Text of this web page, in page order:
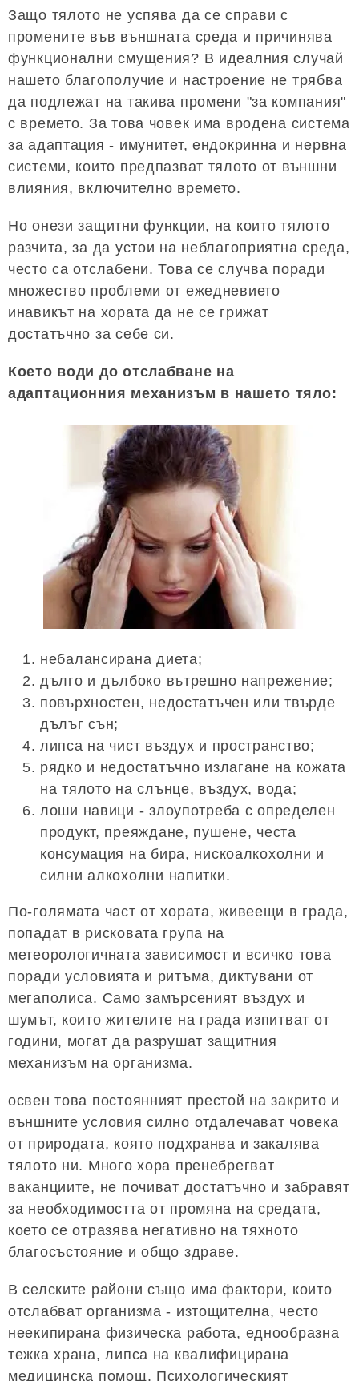
Защо тялото не успява да се справи с
промените във външната среда и причинява
функционални смущения? В идеалния случай
нашето благополучие и настроение не трябва
да подлежат на такива промени "за компания"
с времето. За това човек има вродена система
за адаптация - имунитет, ендокринна и нервна
системи, които предпазват тялото от външни
влияния, включително времето.
Но онези защитни функции, на които тялото
разчита, за да устои на неблагоприятна среда,
често са отслабени. Това се случва поради
множество проблеми от ежедневието
инавикът на хората да не се грижат
достатъчно за себе си.
Което води до отслабване на
адаптационния механизъм в нашето тяло:
небалансирана диета;
дълго и дълбоко вътрешно напрежение;
повърхностен, недостатъчен или твърде
дълъг сън;
липса на чист въздух и пространство;
рядко и недостатъчно излагане на кожата
на тялото на слънце, въздух, вода;
лоши навици - злоупотреба с определен
продукт, преяждане, пушене, честа
консумация на бира, нискоалкохолни и
силни алкохолни напитки.
По-голямата част от хората, живеещи в града,
попадат в рисковата група на
метеорологичната зависимост и всичко това
поради условията и ритъма, диктувани от
мегаполиса. Само замърсеният въздух и
шумът, които жителите на града изпитват от
години, могат да разрушат защитния
механизъм на организма.
освен това постоянният престой на закрито и
външните условия силно отдалечават човека
от природата, която подхранва и закалява
тялото ни. Много хора пренебрегват
ваканциите, не почиват достатъчно и забравят
за необходимостта от промяна на средата,
което се отразява негативно на тяхното
благосъстояние и общо здраве.
В селските райони също има фактори, които
отслабват организма - изтощителна, често
неекипирана физическа работа, еднообразна
тежка храна, липса на квалифицирана
медицинска помощ. Психологическият